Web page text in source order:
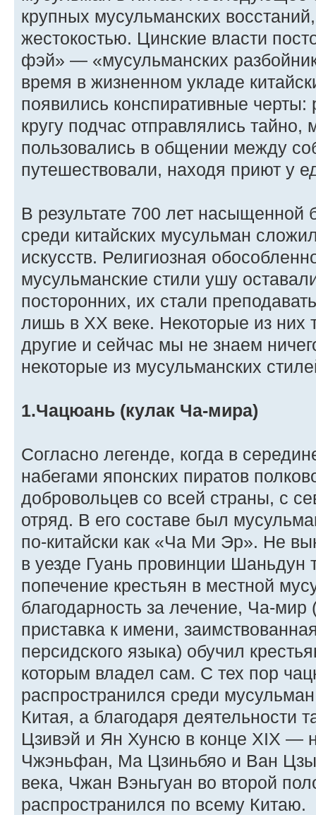
крупных мусульманских
жестокостью. Цинские власти
фэй» — «мусульманских
время в жизненном укладе
появились конспиративные
кругу подчас отправлялись тайно,
пользовались в общении между
путешествовали, находя приют у
В результате 700 лет
среди китайских мусульман
искусств. Религиозная
мусульманские стили ушу
посторонних, их стали
лишь в XX веке. Некоторые из них
другие и сейчас мы не знаем
некоторые из мусульманских
1.Чацюань (кулак Ча-мира)
Согласно легенде, когда в
набегами японских пиратов
добровольцев со всей страны, с
отряд. В его составе был
по-китайски как «Ча Ми Эр». Не
в уезде Гуань провинции Шаньдун
попечение крестьян в местной
благодарность за лечение, Ча-
приставка к имени,
персидского языка) обучил
которым владел сам. С тех пор
распространился среди
Китая, а благодаря деятельности
Цзивэй и Ян Хунсю в конце XIX —
Чжэньфан, Ма Цзиньбяо и Ван
века, Чжан Вэньгуан во второй
распространился по всему Китаю.